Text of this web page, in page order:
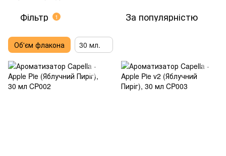
Фільтр 1 За популярністю
Об'єм флакона 30 мл.